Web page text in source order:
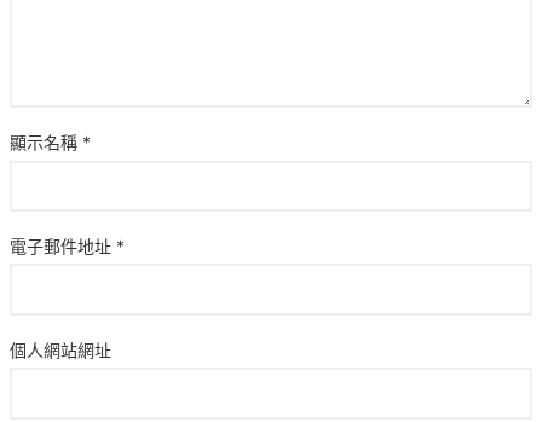
顯示名稱 *
電子郵件地址 *
個人網站網址